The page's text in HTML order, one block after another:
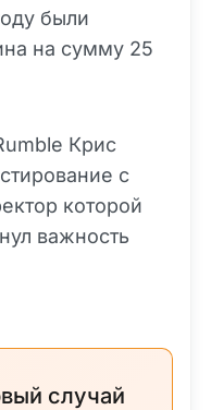
были
на сумму 25
Крис
с
которой
важность
случай